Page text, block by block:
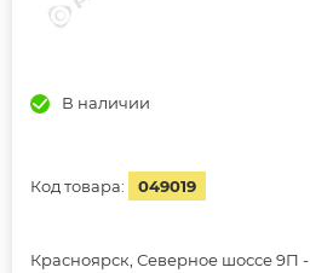
В наличии
Код товара: 049019
Красноярск, Северное шоссе 9П -